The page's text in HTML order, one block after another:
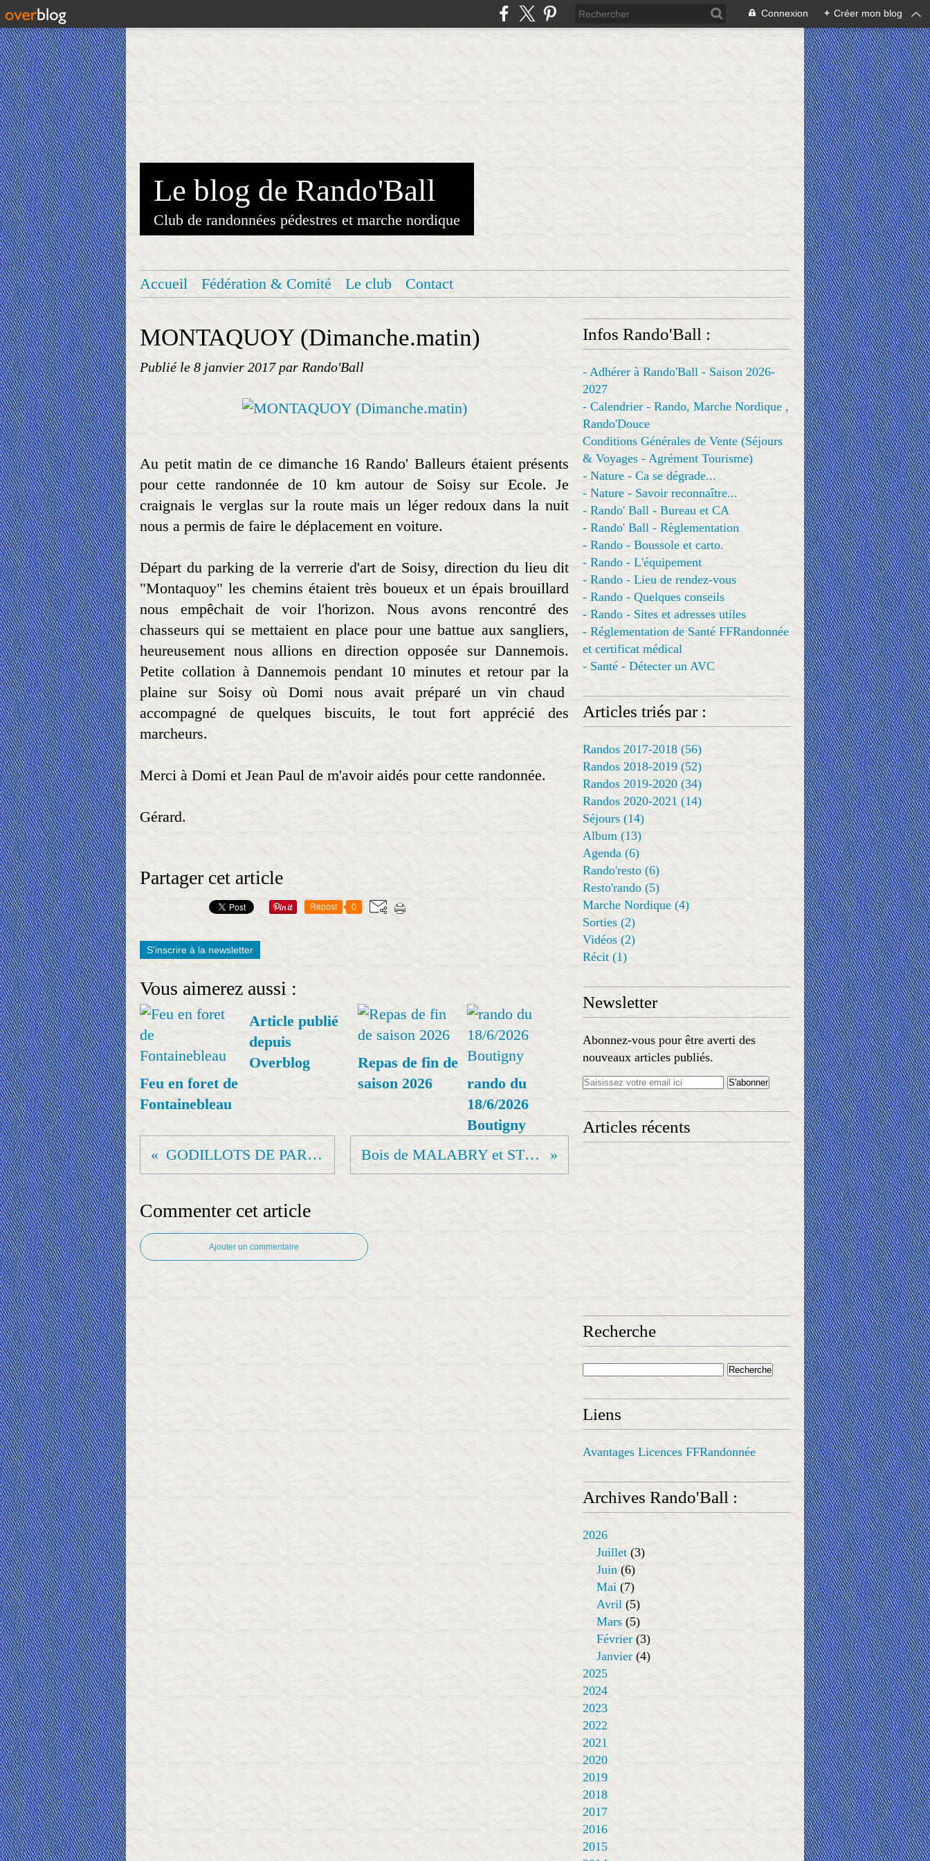
Connexion + Créer mon blog
Le blog de Rando'Ball
Club de randonnées pédestres et marche nordique
Accueil Fédération & Comité Le club Contact
MONTAQUOY (Dimanche.matin)
Publié le 8 janvier 2017 par Rando'Ball
Au petit matin de ce dimanche 16 Rando' Balleurs étaient présents
pour cette randonnée de 10 km autour de Soisy sur Ecole. Je
craignais le verglas sur la route mais un léger redoux dans la nuit
nous a permis de faire le déplacement en voiture.
Départ du parking de la verrerie d'art de Soisy, direction du lieu dit
"Montaquoy" les chemins étaient très boueux et un épais brouillard
nous empêchait de voir l'horizon. Nous avons rencontré des
chasseurs qui se mettaient en place pour une battue aux sangliers,
heureusement nous allions en direction opposée sur Dannemois.
Petite collation à Dannemois pendant 10 minutes et retour par la
plaine sur Soisy où Domi nous avait préparé un vin chaud
accompagné de quelques biscuits, le tout fort apprécié des
marcheurs.
Merci à Domi et Jean Paul de m'avoir aidés pour cette randonnée.
Gérard.
Partager cet article
Repost 0
S'inscrire à la newsletter
Vous aimerez aussi :
Feu en foret de
Fontainebleau
Article publié
depuis
Overblog
Repas de fin de
saison 2026
rando du
18/6/2026
Boutigny
GODILLOTS DE PARIS ( Samedi.soir)
Bois de MALABRY et ST ELOI (Jeudi.train)
Commenter cet article
Ajouter un commentaire
Infos Rando'Ball :
- Adhérer à Rando'Ball - Saison 2026-
2027
- Calendrier - Rando, Marche Nordique ,
Rando'Douce
Conditions Générales de Vente (Séjours
& Voyages - Agrément Tourisme)
- Nature - Ca se dégrade...
- Nature - Savoir reconnaître...
- Rando' Ball - Bureau et CA
- Rando' Ball - Règlementation
- Rando - Boussole et carto.
- Rando - L'équipement
- Rando - Lieu de rendez-vous
- Rando - Quelques conseils
- Rando - Sites et adresses utiles
- Réglementation de Santé FFRandonnée
et certificat médical
- Santé - Détecter un AVC
Articles triés par :
Randos 2017-2018 (56)
Randos 2018-2019 (52)
Randos 2019-2020 (34)
Randos 2020-2021 (14)
Séjours (14)
Album (13)
Agenda (6)
Rando'resto (6)
Resto'rando (5)
Marche Nordique (4)
Sorties (2)
Vidéos (2)
Récit (1)
Newsletter
Abonnez-vous pour être averti des
nouveaux articles publiés.
Articles récents
Recherche
Liens
Avantages Licences FFRandonnée
Archives Rando'Ball :
2026
Juillet (3)
Juin (6)
Mai (7)
Avril (5)
Mars (5)
Février (3)
Janvier (4)
2025
2024
2023
2022
2021
2020
2019
2018
2017
2016
2015